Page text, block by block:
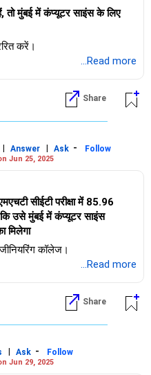
तो मुंबई में कंप्यूटर साइंस के लिए
करें।
...Read more
Share
Answer | Ask -
Follow
Jun 25, 2025
सीईटी परीक्षा में 85.96
उसे मुंबई में कंप्यूटर साइंस
मिलेगा
कॉलेज।
...Read more
Share
| Ask -
Follow
Jun 29, 2025